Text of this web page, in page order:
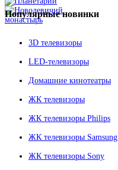
Популярныеновинки
3D телевизоры
LED-телевизоры
Домашние кинотеатры
ЖК телевизоры
ЖК телевизоры Philips
ЖК телевизоры Samsung
ЖК телевизоры Sony